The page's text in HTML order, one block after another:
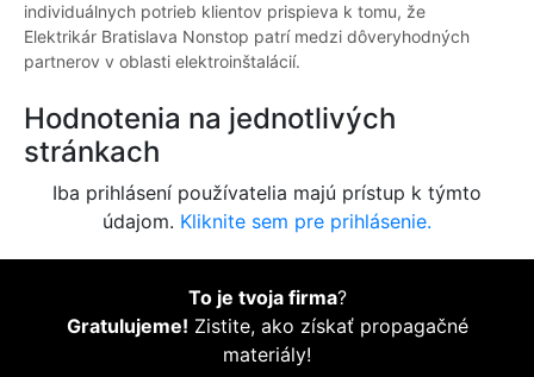
individuálnych potrieb klientov prispieva k tomu, že
Elektrikár Bratislava Nonstop patrí medzi dôveryhodných
partnerov v oblasti elektroinštalácií.
Hodnotenia na jednotlivých
stránkach
Iba prihlásení používatelia majú prístup k týmto
údajom. Kliknite sem pre prihlásenie.
To je tvoja firma?
Gratulujeme! Zistite, ako získať propagačné
materiály!